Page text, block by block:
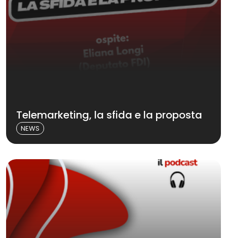
Telemarketing, la sfida e la proposta
NEWS